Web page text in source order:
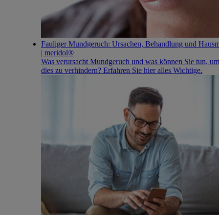
Fauliger Mundgeruch: Ursachen, Behandlung und
| meridol®
Was verursacht Mundgeruch und was können Sie tun, um
dies zu verhindern? Erfahren Sie hier alles Wichtige.